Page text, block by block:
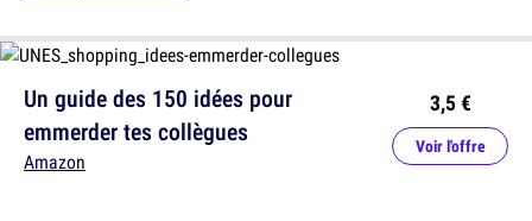
Un guide des 150 idées pour
emmerder tes collègues
Amazon
3,5 €
Voir l'offre